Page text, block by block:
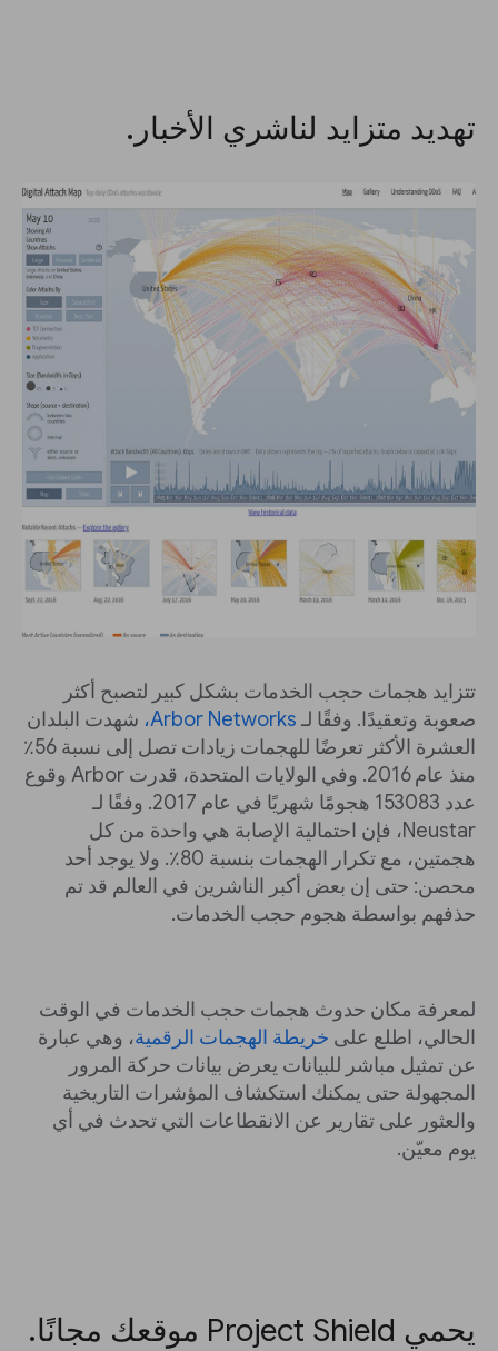
تهديد متزايد لناشري الأخبار.
تتزايد هجمات حجب الخدمات بشكل كبير لتصبح أكثر
صعوبة وتعقيدًا. وفقًا لـ Arbor Networks، شهدت البلدان
العشرة الأكثر تعرضًا للهجمات زيادات تصل إلى نسبة 56٪
منذ عام 2016. وفي الولايات المتحدة، قدرت Arbor وقوع
عدد 153083 هجومًا شهريًا في عام 2017. وفقًا لـ
Neustar، فإن احتمالية الإصابة هي واحدة من كل
هجمتين، مع تكرار الهجمات بنسبة 80٪. ولا يوجد أحد
محصن: حتى إن بعض أكبر الناشرين في العالم قد تم
حذفهم بواسطة هجوم حجب الخدمات.
لمعرفة مكان حدوث هجمات حجب الخدمات في الوقت
الحالي، اطلع على خريطة الهجمات الرقمية، وهي عبارة
عن تمثيل مباشر للبيانات يعرض بيانات حركة المرور
المجهولة حتى يمكنك استكشاف المؤشرات التاريخية
والعثور على تقارير عن الانقطاعات التي تحدث في أي
يوم معيّن.
يحمي Project Shield موقعك مجانًا.